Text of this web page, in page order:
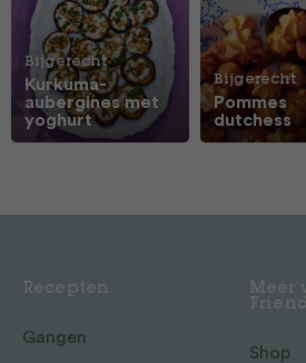
Bijgerecht
Kurkuma-
aubergines met
yoghurt
Bijgerecht
Pommes
dutchess
Recepten
Gangen
Meer
Shop